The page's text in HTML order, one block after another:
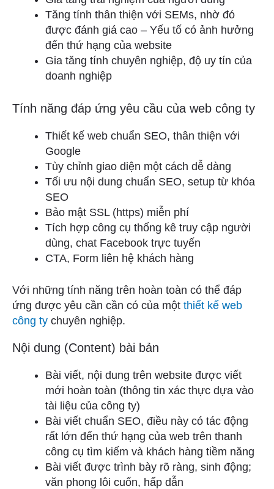
Tăng tính thân thiện với SEMs, nhờ đó
được đánh giá cao – Yếu tố có ảnh hưởng
đến thứ hạng của website
Gia tăng tính chuyên nghiệp, độ uy tín của
doanh nghiệp
Tính năng đáp ứng yêu cầu của web công ty
Thiết kế web chuẩn SEO, thân thiện với
Google
Tùy chỉnh giao diện một cách dễ dàng
Tối ưu nội dung chuẩn SEO, setup từ khóa
SEO
Bảo mật SSL (https) miễn phí
Tích hợp công cụ thống kê truy cập người
dùng, chat Facebook trực tuyến
CTA, Form liên hệ khách hàng
Với những tính năng trên hoàn toàn có thể đáp
ứng được yêu cần cần có của một thiết kế web
công ty chuyên nghiệp.
Nội dung (Content) bài bản
Bài viết, nội dung trên website được viết
mới hoàn toàn (thông tin xác thực dựa vào
tài liệu của công ty)
Bài viết chuẩn SEO, điều này có tác động
rất lớn đến thứ hạng của web trên thanh
công cụ tìm kiếm và khách hàng tiềm năng
Bài viết được trình bày rõ ràng, sinh động;
văn phong lôi cuốn, hấp dẫn